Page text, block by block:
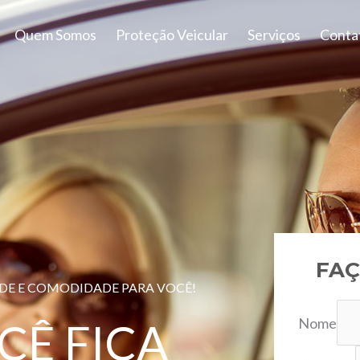
Quem Somos Proteção Veicular Serviços
E COMODIDADE PARA VOCÊ!
FICA
Nome